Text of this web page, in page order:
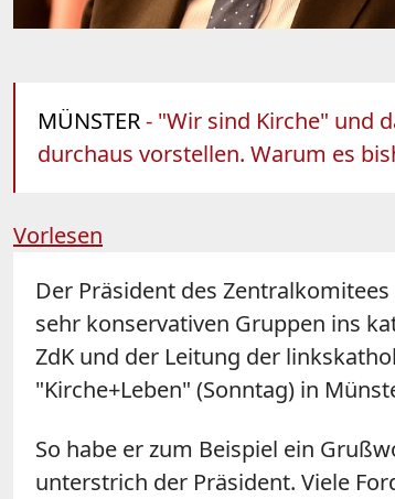
MÜNSTER- "Wir sind Kirche" und
durchaus vorstellen. Warum es
Vorlesen
Der Präsident des
sehr konservativen Gruppen ins
ZdK und der Leitung der
"Kirche+Leben" (Sonntag) in
So habe er zum Beispiel ein
unterstrich der Präsident. Viele